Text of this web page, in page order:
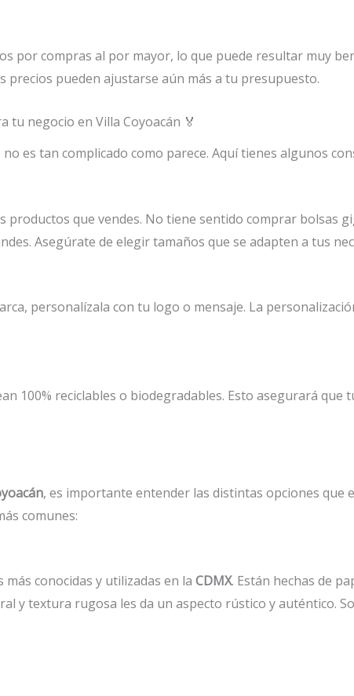
por compras al por mayor, lo que puede resultar muy
precios pueden ajustarse aún más a tu presupuesto.
tu negocio en Villa Coyoacán 🏅
es tan complicado como parece. Aquí tienes algunos
productos que vendes. No tiene sentido comprar bolsas
Asegúrate de elegir tamaños que se adapten a tus
personalízala con tu logo o mensaje. La
100% reciclables o biodegradables. Esto asegurará que
, es importante entender las distintas opciones que
comunes:
conocidas y utilizadas en la CDMX. Están hechas de
y textura rugosa les da un aspecto rústico y auténtico.